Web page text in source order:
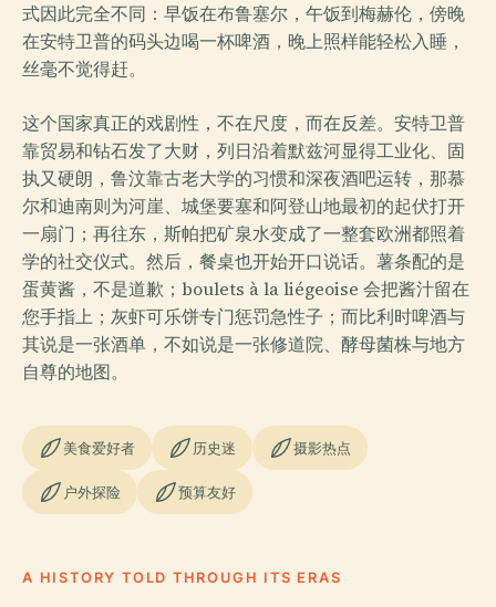
式因此完全不同：早饭在布鲁塞尔，午饭到梅赫伦，傍晚
在安特卫普的码头边喝一杯啤酒，晚上照样能轻松入睡，
丝毫不觉得赶。
这个国家真正的戏剧性，不在尺度，而在反差。安特卫普
靠贸易和钻石发了大财，列日沿着默兹河显得工业化、固
执又硬朗，鲁汶靠古老大学的习惯和深夜酒吧运转，那慕
尔和迪南则为河崖、城堡要塞和阿登山地最初的起伏打开
一扇门；再往东，斯帕把矿泉水变成了一整套欧洲都照着
学的社交仪式。然后，餐桌也开始开口说话。薯条配的是
蛋黄酱，不是道歉；boulets à la liégeoise 会把酱汁留在
您手指上；灰虾可乐饼专门惩罚急性子；而比利时啤酒与
其说是一张酒单，不如说是一张修道院、酵母菌株与地方
自尊的地图。
美食爱好者 历史迷 摄影热点
户外探险 预算友好
A HISTORY TOLD THROUGH ITS ERAS